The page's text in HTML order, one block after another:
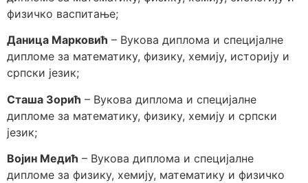
физичко васпитање;
Даница Марковић – Вукова диплома и специјалне
дипломе за математику, физику, хемију, историју и
српски језик;
Сташа Зорић – Вукова диплома и специјалне
дипломе за математику, физику, хемију и српски
језик;
Војин Медић – Вукова диплома и специјалне
дипломе за физику, хемију, математику и физичко